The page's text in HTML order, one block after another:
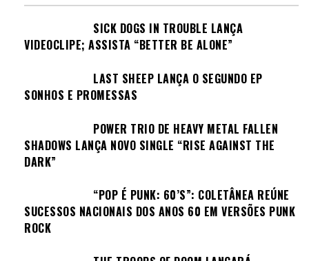
SICK DOGS IN TROUBLE LANÇA
VIDEOCLIPE; ASSISTA “BETTER BE ALONE”
LAST SHEEP LANÇA O SEGUNDO EP
SONHOS E PROMESSAS
POWER TRIO DE HEAVY METAL FALLEN
SHADOWS LANÇA NOVO SINGLE “RISE AGAINST THE
DARK”
“POP É PUNK: 60’S”: COLETÂNEA REÚNE
SUCESSOS NACIONAIS DOS ANOS 60 EM VERSÕES PUNK
ROCK